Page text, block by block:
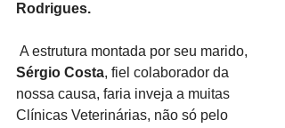
Rodrigues.
A estrutura montada por seu marido,
Sérgio Costa, fiel colaborador da
nossa causa, faria inveja a muitas
Clínicas Veterinárias, não só pelo